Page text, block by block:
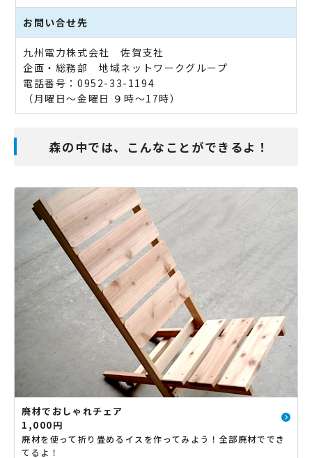
お問い合せ先
九州電力株式会社 佐賀支社
企画・総務部 地域ネットワークグループ
電話番号：0952-33-1194
（月曜日～金曜日 ９時～17時）
森の中では、こんなことができるよ！
廃材でおしゃれチェア
1,000円
廃材を使って折り畳めるイスを作ってみよう！全部廃材ででき
てるよ！